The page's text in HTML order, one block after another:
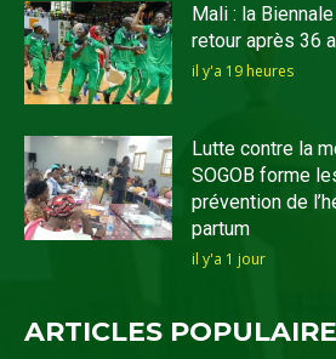
Mali : la
retour après 36
il y'a 19 heures
Lutte contre la
SOGOB forme
prévention de
partum
il y'a 1 jour
ARTICLES